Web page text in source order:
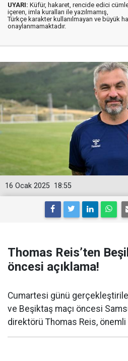
UYARI: Küfür, hakaret, rencide edici
içeren, imla kuralları ile yazılmamış,
Türkçe karakter kullanılmayan ve büyük
onaylanmamaktadır.
18:55
16 Ocak 2025
Thomas Reis’ten
öncesi açıklama!
Cumartesi günü
ve Beşiktaş maçı öncesi
direktörü Thomas Reis, önemli